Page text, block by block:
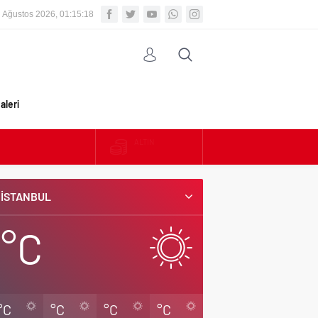
Ağustos 2026, 01:15:19
BIST
DOLAR
EURO
İSTANBUL
°C
°C °C °C